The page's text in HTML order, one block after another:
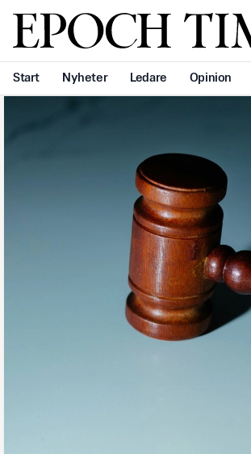
Svenska Epoch
Start Nyheter Ledare Opinion